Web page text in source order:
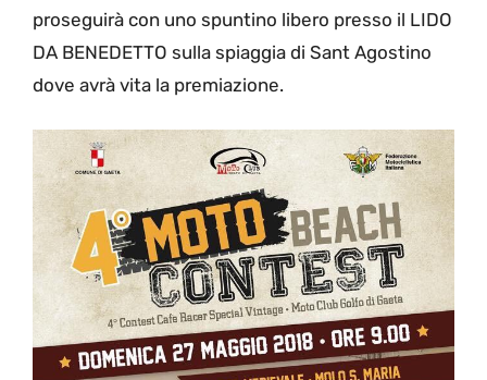
proseguirà con uno spuntino libero presso il LIDO
DA BENEDETTO sulla spiaggia di Sant Agostino
dove avrà vita la premiazione.